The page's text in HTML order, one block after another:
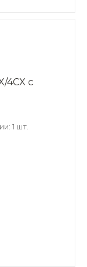
4CX с
1 шт.